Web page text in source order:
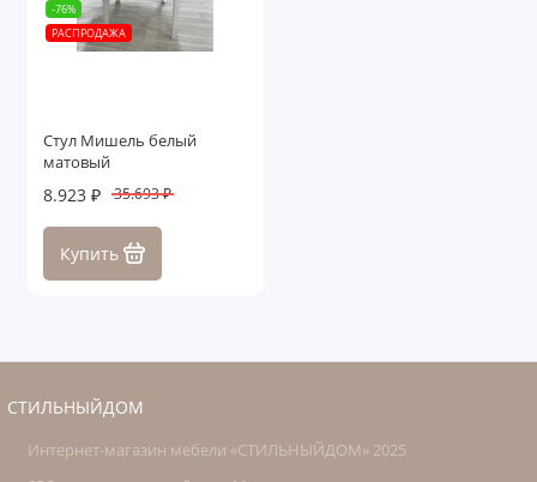
-76%
РАСПРОДАЖА
Стул Мишель белый
матовый
8.923 ₽ 35.693 ₽
Купить
СТИЛЬНЫЙДОМ
Интернет-магазин мебели «СТИЛЬНЫЙДОМ» 2025